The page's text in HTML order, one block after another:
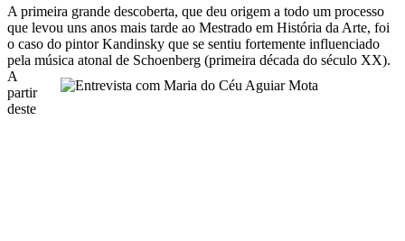
A primeira grande descoberta, que deu origem a todo um processo
que levou uns anos mais tarde ao Mestrado em História da Arte, foi
o caso do pintor Kandinsky que se sentiu fortemente influenciado
pela música atonal de Schoenberg (primeira década do século XX).
A
partir
deste